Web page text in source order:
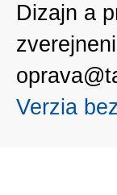
Dizajn a
Verzia